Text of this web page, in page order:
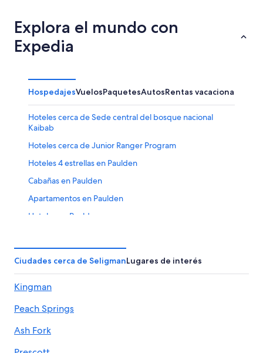
Explora el mundo con
Expedia
HospedajesVuelosPaquetesAutosRentas vacacionales
Hoteles cerca de Sede central del bosque nacional
Kaibab
Hoteles cerca de Junior Ranger Program
Hoteles 4 estrellas en Paulden
Cabañas en Paulden
Apartamentos en Paulden
Hoteles en Paulden
Campings en Terminal de tren de Williams
Hoteles cerca de Terminal de tren de Williams
Hoteles cerca de Lake Mary
Hoteles cerca de Campo de golf Elephant Rocks
Ciudades cerca de SeligmanLugares de interés
Kingman
Peach Springs
Ash Fork